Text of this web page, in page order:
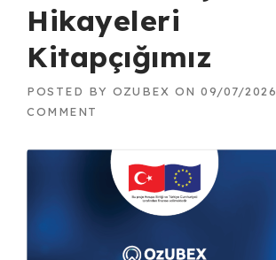
Hikayeleri
Kitapçığımız
POSTED BY OZUBEX ON 09/07/2026
COMMENT